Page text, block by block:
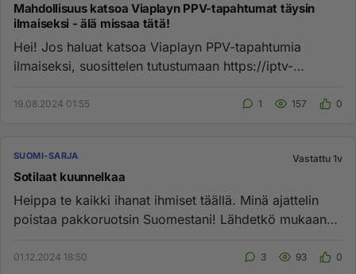
Mahdollisuus katsoa Viaplayn PPV-tapahtumat täysin
ilmaiseksi - älä missaa tätä!
Hei! Jos haluat katsoa Viaplayn PPV-tapahtumia
ilmaiseksi, suosittelen tutustumaan https://iptv-
19.08.2024 01:55 1 157 0
SUOMI-SARJA Vastattu 1v
Sotilaat kuunnelkaa
Heippa te kaikki ihanat ihmiset täällä. Minä ajattelin
poistaa pakkoruotsin Suomestani! Lähdetkö mukaan?
01.12.2024 18:50 3 93 0